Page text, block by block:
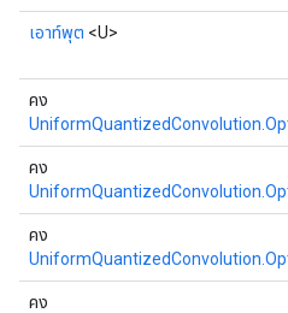
เอาท์พุต <U>
คง
คง
คง
คง